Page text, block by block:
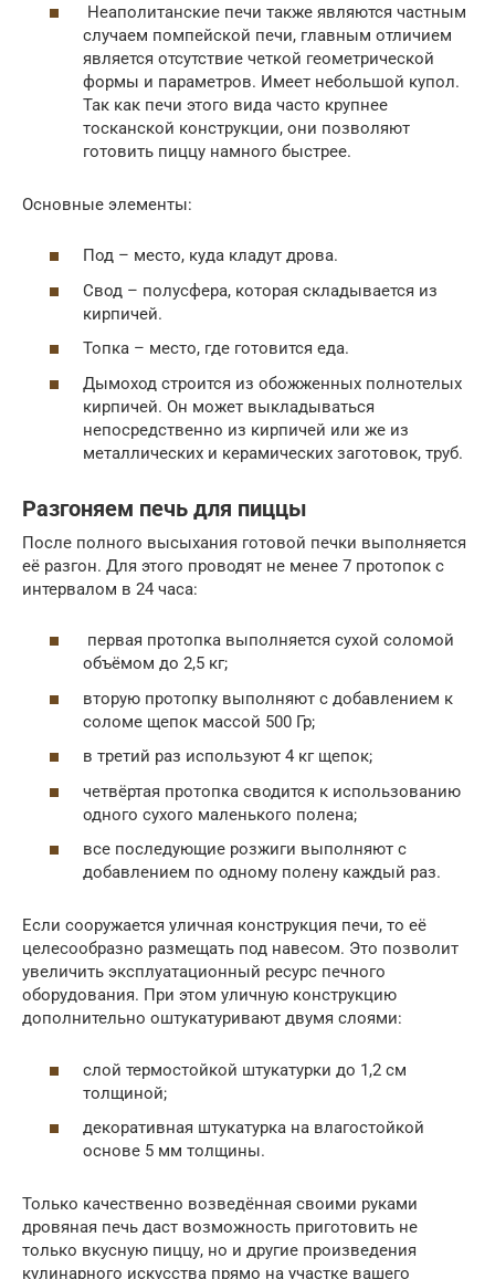
Неаполитанские печи также являются частным
случаем помпейской печи, главным отличием
является отсутствие четкой геометрической
формы и параметров. Имеет небольшой купол.
Так как печи этого вида часто крупнее
тосканской конструкции, они позволяют
готовить пиццу намного быстрее.
Основные элементы:
Под – место, куда кладут дрова.
Свод – полусфера, которая складывается из
кирпичей.
Топка – место, где готовится еда.
Дымоход строится из обожженных полнотелых
кирпичей. Он может выкладываться
непосредственно из кирпичей или же из
металлических и керамических заготовок, труб.
Разгоняем печь для пиццы
После полного высыхания готовой печки выполняется
её разгон. Для этого проводят не менее 7 протопок с
интервалом в 24 часа:
первая протопка выполняется сухой соломой
объёмом до 2,5 кг;
вторую протопку выполняют с добавлением к
соломе щепок массой 500 Гр;
в третий раз используют 4 кг щепок;
четвёртая протопка сводится к использованию
одного сухого маленького полена;
все последующие розжиги выполняют с
добавлением по одному полену каждый раз.
Если сооружается уличная конструкция печи, то её
целесообразно размещать под навесом. Это позволит
увеличить эксплуатационный ресурс печного
оборудования. При этом уличную конструкцию
дополнительно оштукатуривают двумя слоями:
слой термостойкой штукатурки до 1,2 см
толщиной;
декоративная штукатурка на влагостойкой
основе 5 мм толщины.
Только качественно возведённая своими руками
дровяная печь даст возможность приготовить не
только вкусную пиццу, но и другие произведения
кулинарного искусства прямо на участке вашего